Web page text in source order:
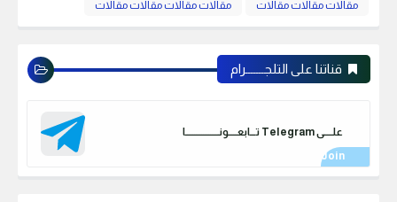
مقالات مقالات مقالات
مقالات مقالات مقالات مقالات
قناتنا على التلجـــــــرام
علـــــى Telegram تـــابعـــــونـــــــــــــــــــا